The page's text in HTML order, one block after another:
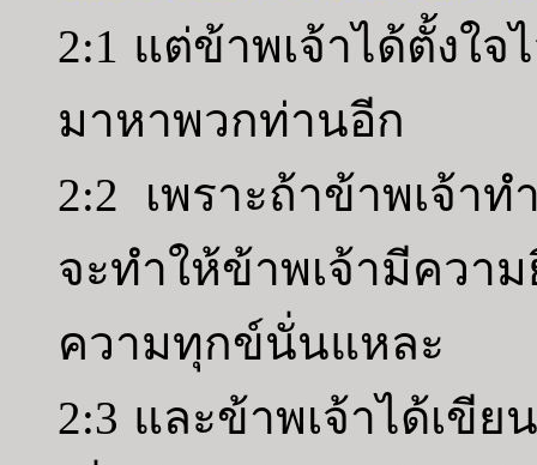
2:1 แต่ข้าพเจ้าได้ตั้งใ
มาหาพวกท่านอีก
2:2 เพราะถ้าข้าพเจ้า
จะทำให้ข้าพเจ้ามีควา
ความทุกข์นั่นแหละ
2:3 และข้าพเจ้าได้เขี